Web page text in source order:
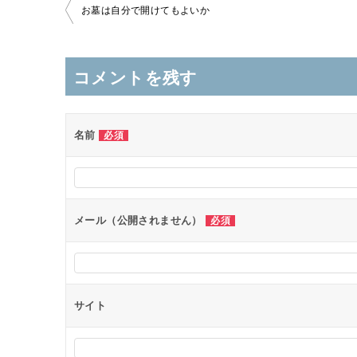
投
ナ
ビ
ー
ョ
ン
お墓は自分で開けてもよいか
コメントを残す
名前 必須
メール（公開されません） 必須
サイト